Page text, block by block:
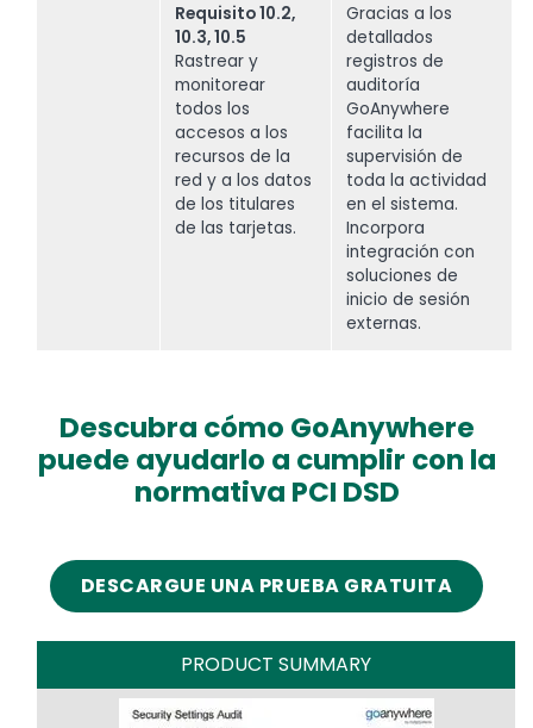
Requisito 10.2,
10.3, 10.5
Rastrear y
monitorear
todos los
accesos a los
recursos de la
red y a los datos
de los titulares
de las tarjetas.
Gracias a los
detallados
registros de
auditoría
GoAnywhere
facilita la
supervisión de
toda la actividad
en el sistema.
Incorpora
integración con
soluciones de
inicio de sesión
externas.
Descubra cómo GoAnywhere
puede ayudarlo a cumplir con la
normativa PCI DSD
DESCARGUE UNA PRUEBA GRATUITA
PRODUCT SUMMARY